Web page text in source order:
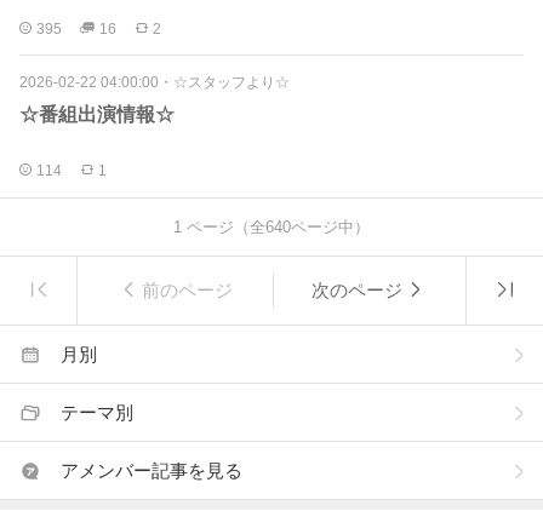
395 16 2
2026-02-22 04:00:00 ・ ☆スタッフより☆
☆番組出演情報☆
114 1
1 ページ（全640ページ中）
前のページ 次のページ
月別
テーマ別
アメンバー記事を見る